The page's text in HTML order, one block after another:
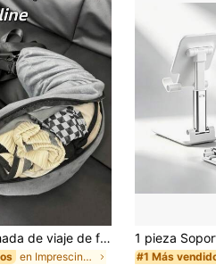
1 pieza Almohada de viaje de felpa suave sin relleno, se puede usar como almohada de viaje de almacenamiento, adecuada para viajes, esencial de viaje, accesorio de vacaciones, portátil, accesorio de sueño de viaje, almohada de cuello de viaje en forma de U ajustable, con diseño ancho y cómodo, equipada con cremallera conveniente, portátil, adecuada para coche, tren, oficina y avión, opción ideal para vuelos de larga distancia, Halloween, decoración de Halloween
en Imprescindibles para las vacaciones Elementos e #1 Más